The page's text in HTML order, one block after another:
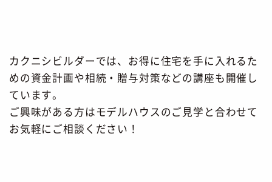
カクニシビルダーでは、お得に住宅を手に入れるた
めの資金計画や相続・贈与対策などの講座も開催し
ています。
ご興味がある方はモデルハウスのご見学と合わせて
お気軽にご相談ください！